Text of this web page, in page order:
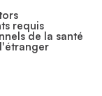
requis
de la santé